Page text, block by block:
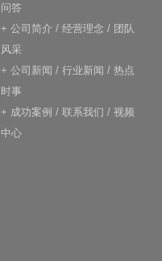
问答
+ 公司简介 / 经营理念 / 团队
风采
+ 公司新闻 / 行业新闻 / 热点
时事
+ 成功案例 / 联系我们 / 视频
中心